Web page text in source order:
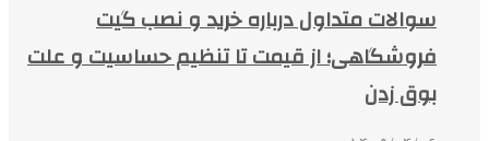
سوالات متداول درباره خرید و نصب گیت
فروشگاهی؛ از قیمت تا تنظیم حساسیت و علت
بوق زدن